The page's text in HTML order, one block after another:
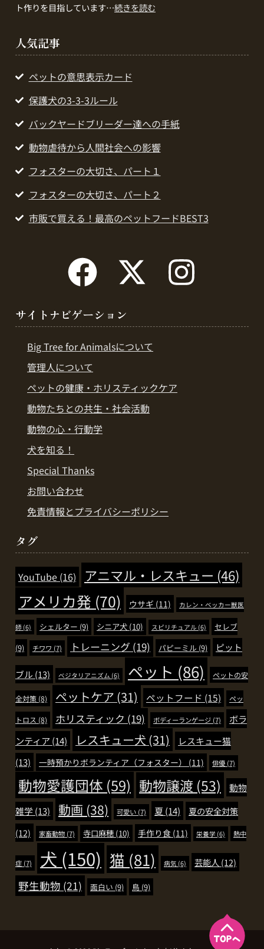
ト作りを目指しています…続きを読む
人気記事
ペットの意思表示カード
保護犬の3-3-3ルール
バックヤードブリーダー達への手紙
動物虐待から人間社会への影響
フォスターの大切さ、パート１
フォスターの大切さ、パート２
市販で買える！最高のペットフードBEST3
サイトナビゲーション
Big Tree for Animalsについて
管理人について
ペットの健康・ホリスティックケア
動物たちとの共生・社会活動
動物の心・行動学
犬を知る！
Special Thanks
お問い合わせ
免責情報とプライバシーポリシー
タグ
YouTube (16) アニマル・レスキュー (46)
アメリカ発 (70) ウサギ (11) カレン・ベッカー獣医
師 (6) シェルター (9) シニア犬 (10) スピリチュアル (6)
セレブ
(9)
チワワ (7) トレーニング (19) パピーミル (9) ピット
ブル (13) ベジタリアニズム (6) ペット (86) ペットの安
全対策 (8) ペットケア (31) ペットフード (15) ペッ
トロス (8) ホリスティック (19) ボディーランゲージ (7)
ボラ
ンティア (14) レスキュー犬 (31)
レスキュー猫
(13)
一時預かりボランティア（フォスター） (11) 俳優 (7)
動物愛護団体 (59) 動物譲渡 (53)
動物
雑学 (13) 動画 (38) 可愛い (7) 夏(14)
夏の安全対策
(12)
家畜動物 (7) 寺口麻穂 (10) 手作り食 (11) 栄養学 (6) 熱中
症 (7) 犬 (150) 猫 (81) 病気 (6) 芸能人 (12)
野生動物 (21) 面白い (9) 鳥 (9)